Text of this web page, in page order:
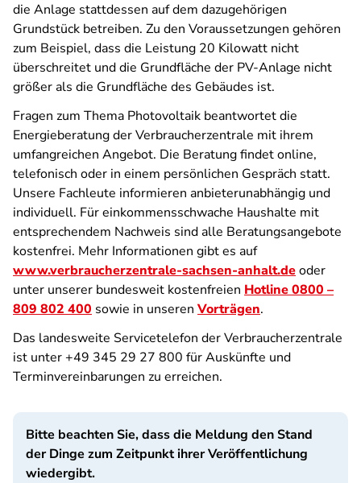
die Anlage stattdessen auf dem dazugehörigen
Grundstück betreiben. Zu den Voraussetzungen gehören
zum Beispiel, dass die Leistung 20 Kilowatt nicht
überschreitet und die Grundfläche der PV-Anlage nicht
größer als die Grundfläche des Gebäudes ist.
Fragen zum Thema Photovoltaik beantwortet die
Energieberatung der Verbraucherzentrale mit ihrem
umfangreichen Angebot. Die Beratung findet online,
telefonisch oder in einem persönlichen Gespräch statt.
Unsere Fachleute informieren anbieterunabhängig und
individuell. Für einkommensschwache Haushalte mit
entsprechendem Nachweis sind alle Beratungsangebote
kostenfrei. Mehr Informationen gibt es auf
www.verbraucherzentrale-sachsen-anhalt.deoder
unter unserer bundesweit kostenfreien Hotline 0800 –
809 802 400 sowie in unseren Vorträgen.
Das landesweite Servicetelefon der Verbraucherzentrale
ist unter +49 345 29 27 800 für Auskünfte und
Terminvereinbarungen zu erreichen.
Bitte beachten Sie, dass die Meldung den Stand
der Dinge zum Zeitpunkt ihrer Veröffentlichung
wiedergibt.